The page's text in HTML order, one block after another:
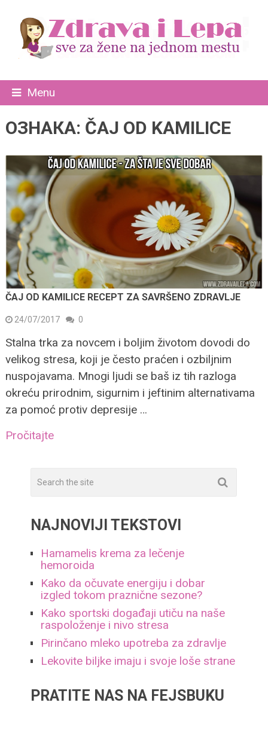
Menu
ОЗНАКА: ČAJ OD KAMILICE
ČAJ OD KAMILICE RECEPT ZA SAVRŠENO ZDRAVLJE
24/07/2017 0
Stalna trka za novcem i boljim životom dovodi do
velikog stresa, koji je često praćen i ozbiljnim
nuspojavama. Mnogi ljudi se baš iz tih razloga
okreću prirodnim, sigurnim i jeftinim alternativama
za pomoć protiv depresije …
Pročitajte
NAJNOVIJI TEKSTOVI
Hamamelis krema za lečenje
hemoroida
Kako da očuvate energiju i dobar
izgled tokom praznične sezone?
Kako sportski događaji utiču na naše
raspoloženje i nivo stresa
Pirinčano mleko upotreba za zdravlje
Lekovite biljke imaju i svoje loše strane
PRATITE NAS NA FEJSBUKU